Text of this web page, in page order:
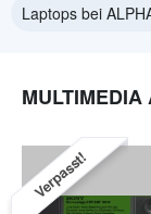
Laptops bei
Verpasst!